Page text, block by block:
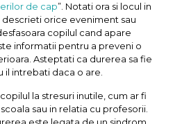
de cap”. Notati ora si locul in
orice eveniment sau
copilul cand apare
informatii pentru a preveni o
Asteptati ca durerea sa fie
il intrebati daca o are.
la stresuri inutile, cum ar fi
sau in relatia cu profesorii.